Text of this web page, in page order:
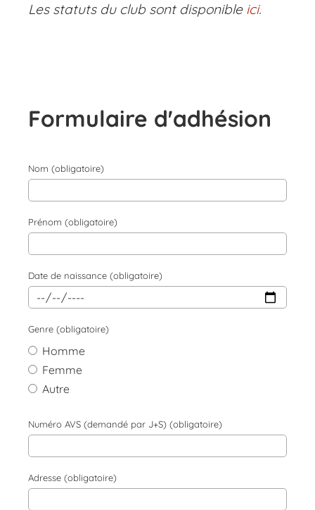
Les statuts du club sont disponible ici.
Formulaire d'adhésion
Nom (obligatoire)
Prénom (obligatoire)
Date de naissance (obligatoire)
Genre (obligatoire)
Homme
Femme
Autre
Numéro AVS (demandé par J+S) (obligatoire)
Adresse (obligatoire)